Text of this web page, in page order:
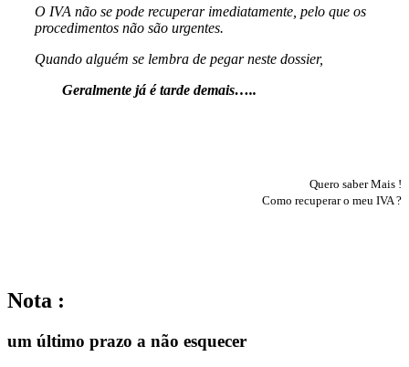
O IVA não se pode recuperar imediatamente, pelo que os
procedimentos não são urgentes.
Quando alguém se lembra de pegar neste dossier,
Geralmente já é tarde demais…..
Quero saber Mais !
Como recuperar o meu IVA ?
Nota :
um último prazo a não esquecer